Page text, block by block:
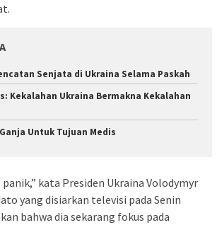
Senjata di Ukraina Selama Paskah
Kekalahan Ukraina Bermakna Kekalahan
Untuk Tujuan Medis
kata Presiden Ukraina Volodymyr
yang disiarkan televisi pada Senin
bahwa dia sekarang fokus pada